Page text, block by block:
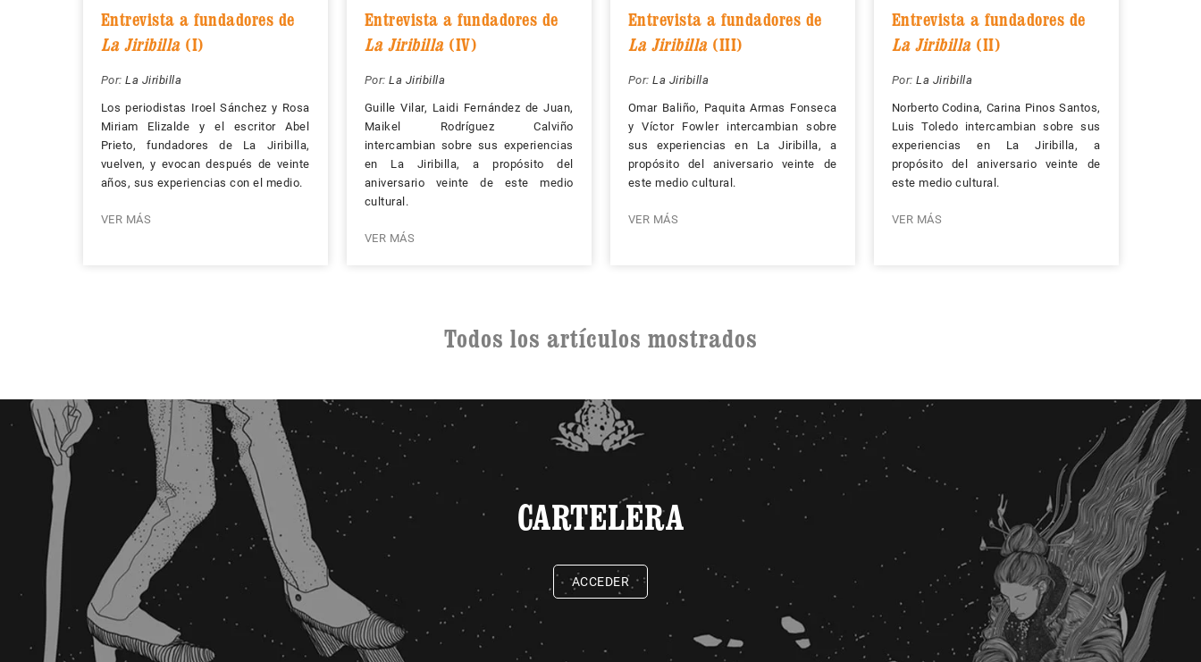
Entrevista a fundadores de
La Jiribilla(I)
Por: La Jiribilla
Los periodistas Iroel Sánchez y Rosa
Miriam Elizalde y el escritor Abel
Prieto, fundadores de La Jiribilla,
vuelven, y evocan después de veinte
años, sus experiencias con el medio.
VER MÁS
Entrevista a fundadores de
La Jiribilla(IV)
Por: La Jiribilla
Guille Vilar, Laidi Fernández de Juan,
Maikel Rodríguez Calviño
intercambian sobre sus experiencias
en La Jiribilla, a propósito del
aniversario veinte de este medio
cultural.
VER MÁS
Entrevista a fundadores de
La Jiribilla(III)
Por: La Jiribilla
Omar Baliño, Paquita Armas Fonseca
y Víctor Fowler intercambian sobre
sus experiencias en La Jiribilla, a
propósito del aniversario veinte de
este medio cultural.
VER MÁS
Entrevista a fundadores de
La Jiribilla(II)
Por: La Jiribilla
Norberto Codina, Carina Pinos Santos,
Luis Toledo intercambian sobre sus
experiencias en La Jiribilla, a
propósito del aniversario veinte de
este medio cultural.
VER MÁS
Todos los artículos mostrados
CARTELERA
ACCEDER